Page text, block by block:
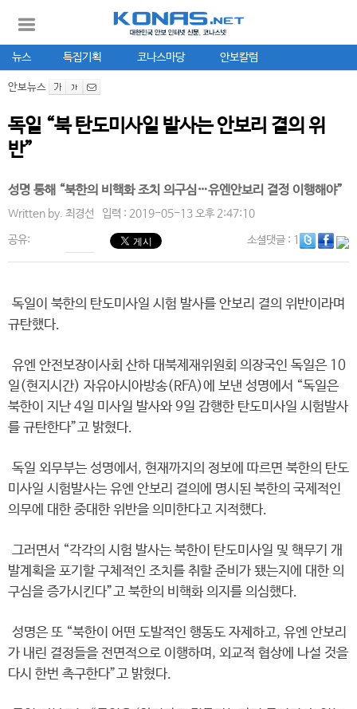
뉴스 특집기획 코나스마당 안보칼럼
안보뉴스
독일 “북 탄도미사일 발사는 안보리 결의 위
반”
성명 통해 “북한의 비핵화 조치 의구심…유엔안보리 결정 이행해야”
Written by. 최경선 입력 : 2019-05-13 오후 2:47:10
공유: 소셜댓글: 1
독일이 북한의 탄도미사일 시험 발사를 안보리 결의 위반이라며
규탄했다.
유엔 안전보장이사회 산하 대북제재위원회 의장국인 독일은 10
일(현지시간) 자유아시아방송(RFA)에 보낸 성명에서 “독일은
북한이 지난 4일 미사일 발사와 9일 감행한 탄도미사일 시험발사
를 규탄한다”고 밝혔다.
독일 외무부는 성명에서, 현재까지의 정보에 따르면 북한의 탄도
미사일 시험발사는 유엔 안보리 결의에 명시된 북한의 국제적인
의무에 대한 중대한 위반을 의미한다고 지적했다.
그러면서 “각각의 시험 발사는 북한이 탄도미사일 및 핵무기 개
발계획을 포기할 구체적인 조치를 취할 준비가 됐는지에 대한 의
구심을 증가시킨다”고 북한의 비핵화 의지를 의심했다.
성명은 또 “북한이 어떤 도발적인 행동도 자제하고, 유엔 안보리
가 내린 결정들을 전면적으로 이행하며, 외교적 협상에 나설 것을
다시 한번 촉구한다”고 밝혔다.